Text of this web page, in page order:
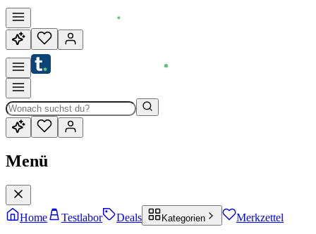
Menü
Home Testlabor Deals Kategorien Merkzettel